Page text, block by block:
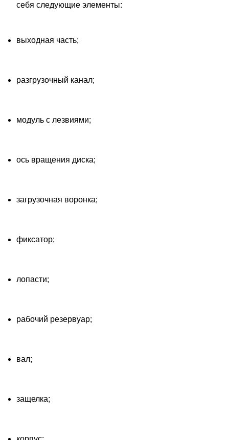
себя следующие элементы:
выходная часть;
разгрузочный канал;
модуль с лезвиями;
ось вращения диска;
загрузочная воронка;
фиксатор;
лопасти;
рабочий резервуар;
вал;
защелка;